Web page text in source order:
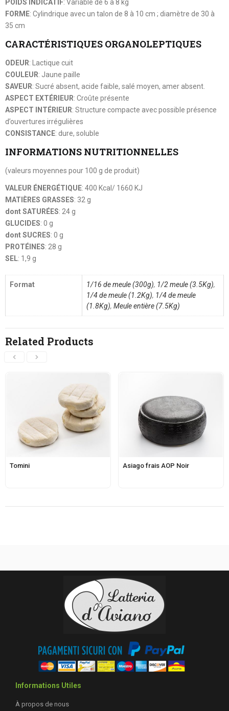
POIDS INDICATIF: Variable de 6 à 8 kg
FORME: Cylindrique avec un talon de 8 à 10 cm ; diamètre de 30 à
35 cm
CARACTÉRISTIQUES ORGANOLEPTIQUES
ODEUR: Lactique cuit
COULEUR: Jaune paille
SAVEUR: Sucré absent, acide faible, salé moyen, amer absent.
ASPECT EXTÉRIEUR: Croûte présente
ASPECT INTÉRIEUR: Structure compacte avec possible présence
d’ouvertures irrégulières
CONSISTANCE: dure, soluble
INFORMATIONS NUTRITIONNELLES
(valeurs moyennes pour 100 g de produit)
VALEUR ÉNERGÉTIQUE: 400 Kcal/ 1660 KJ
MATIÈRES GRASSES: 32 g
dont SATURÉES: 24 g
GLUCIDES: 0 g
dont SUCRES: 0 g
PROTÉINES: 28 g
SEL: 1,9 g
Format 1/16 de meule (300g), 1/2 meule (3.5Kg),
1/4 de meule (1.2Kg), 1/4 de meule
(1.8Kg), Meule entière (7.5Kg)
Related Products
Tomini Asiago frais AOP Noir
Informations Utiles
À propos de nous